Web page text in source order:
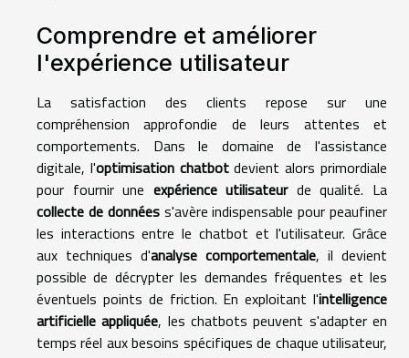
Comprendre et améliorer
l'expérience utilisateur
La satisfaction des clients repose sur une
compréhension approfondie de leurs attentes et
comportements. Dans le domaine de l'assistance
digitale, l'optimisation chatbotdevient alors primordiale
pour fournir une expérience utilisateurde qualité. La
collecte de donnéess'avère indispensable pour peaufiner
les interactions entre le chatbot et l'utilisateur. Grâce
aux techniques d'analyse comportementale, il devient
possible de décrypter les demandes fréquentes et les
éventuels points de friction. En exploitant l'intelligence
artificielle appliquée, les chatbots peuvent s'adapter en
temps réel aux besoins spécifiques de chaque utilisateur,